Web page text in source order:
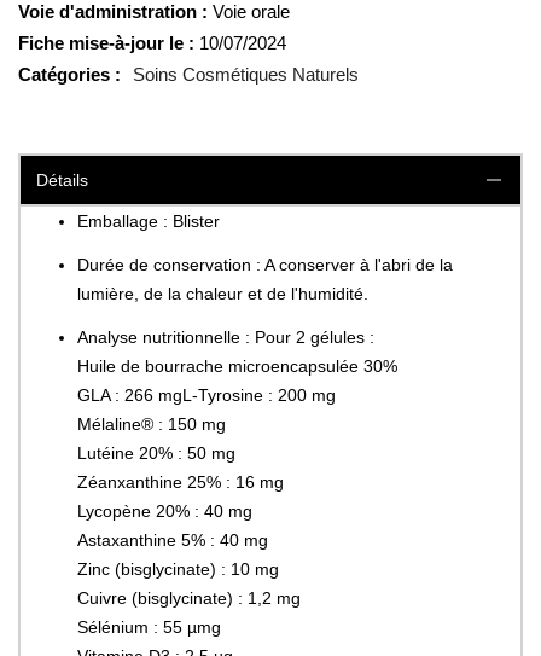
Voie d'administration : Voie orale
Fiche mise-à-jour le : 10/07/2024
Catégories :
Soins Cosmétiques Naturels
Détails
Emballage : Blister
Durée de conservation : A conserver à l'abri de la
lumière, de la chaleur et de l'humidité.
Analyse nutritionnelle : Pour 2 gélules :
Huile de bourrache microencapsulée 30%
GLA : 266 mgL-Tyrosine : 200 mg
Mélaline® : 150 mg
Lutéine 20% : 50 mg
Zéanxanthine 25% : 16 mg
Lycopène 20% : 40 mg
Astaxanthine 5% : 40 mg
Zinc (bisglycinate) : 10 mg
Cuivre (bisglycinate) : 1,2 mg
Sélénium : 55 µmg